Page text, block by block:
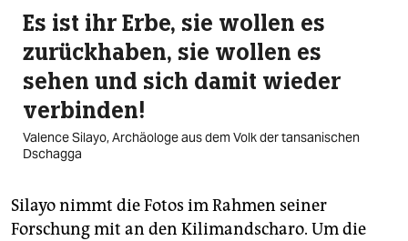
Es ist ihr Erbe, sie wollen es
zurückhaben, sie wollen es
sehen und sich damit wieder
verbinden!
Valence Silayo, Archäologe aus dem Volk der tansanischen
Dschagga
Silayo nimmt die Fotos im Rahmen seiner
Forschung mit an den Kilimandscharo. Um die